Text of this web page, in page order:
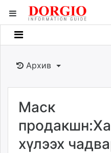
Мэдээллийн
Банк санхүү
Бизнес ААН
Төрийн
dorgio.mn
Архив
Маск
хүлээх